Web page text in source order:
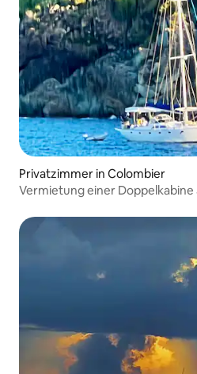
Privatzimmer in Colombier
Vermietung einer Doppelkabine